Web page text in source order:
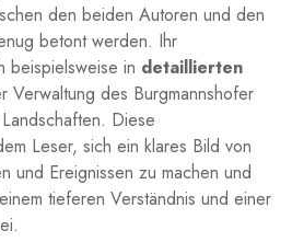
den ⁤beiden Autoren und den
betont werden. Ihr
beispielsweise in‍ detaillierten
⁣Verwaltung des Burgmannshofer
Diese
⁣Leser, sich ein klares Bild von
und Ereignissen zu ⁢machen und
tieferen Verständnis und einer‍